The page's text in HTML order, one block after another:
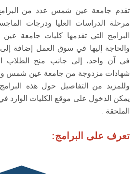
تقدم جامعة عين شمس عدد من
مرحلة الدراسات العليا ودرجات
البرامج التي تقدمها كليات جامعة
والحاجة إليها في سوق العمل إضافة
في آن واحد، إلى جانب منح الطلاب
شهادات مزدوجة من جامعة عين شمس
وللمزيد من التفاصيل حول هذه
يمكن الدخول على موقع الكليات الوارد
الملحقة .
تعرف على البرامج: